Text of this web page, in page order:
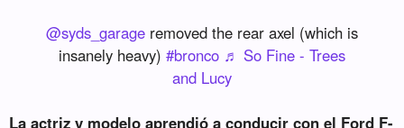
@syds_garage removed the rear axel (which is
insanely heavy) #bronco ♬ So Fine - Trees
and Lucy
La actriz y modelo aprendió a conducir con el Ford F-